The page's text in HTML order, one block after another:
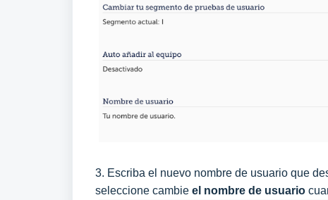
3. Escriba el nuevo nombre de usuario que
seleccione cambie el nombre de usuario